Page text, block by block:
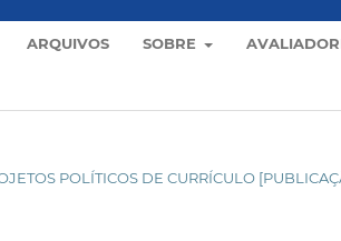
ARQUIVOS SOBRE
POLÍTICOS DE CURRÍCULO